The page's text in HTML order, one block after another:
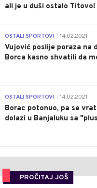
ali je u duši ostalo Titovo!
OSTALI SPORTOVI 14.02.2021.
Vujović poslije poraza na
Borca kasno shvatili da
OSTALI SPORTOVI 14.02.2021.
Borac potonuo, pa se
dolazi u Banjaluku sa
PROČITAJ JOŠ